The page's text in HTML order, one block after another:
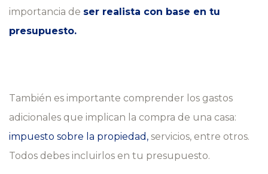
importancia de ser realista con base en tu
presupuesto.
También es importante comprender los gastos
adicionales que implican la compra de una casa:
impuesto sobre la propiedad, servicios, entre otros.
Todos debes incluirlos en tu presupuesto.